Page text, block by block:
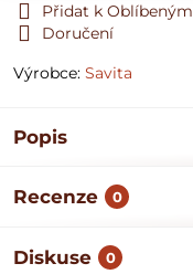
Přidat k Oblíbeným
Doručení
Výrobce: Savita
Popis
Recenze 0
Diskuse 0